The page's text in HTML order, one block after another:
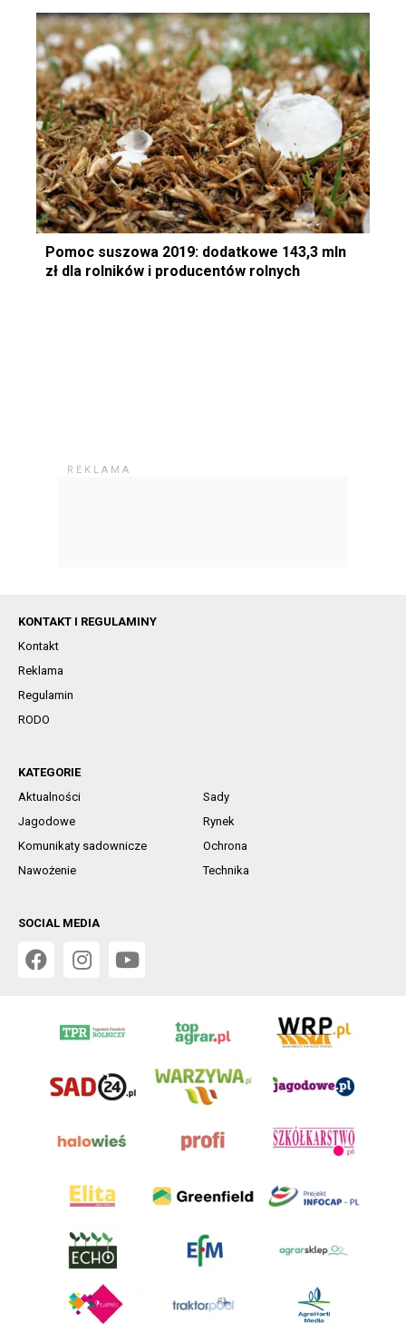
Pomoc suszowa 2019: dodatkowe 143,3 mln
zł dla rolników i producentów rolnych
KONTAKT I REGULAMINY
Kontakt
Reklama
Regulamin
RODO
KATEGORIE
Aktualności
Sady
Jagodowe
Rynek
Komunikaty sadownicze
Ochrona
Nawożenie
Technika
SOCIAL MEDIA